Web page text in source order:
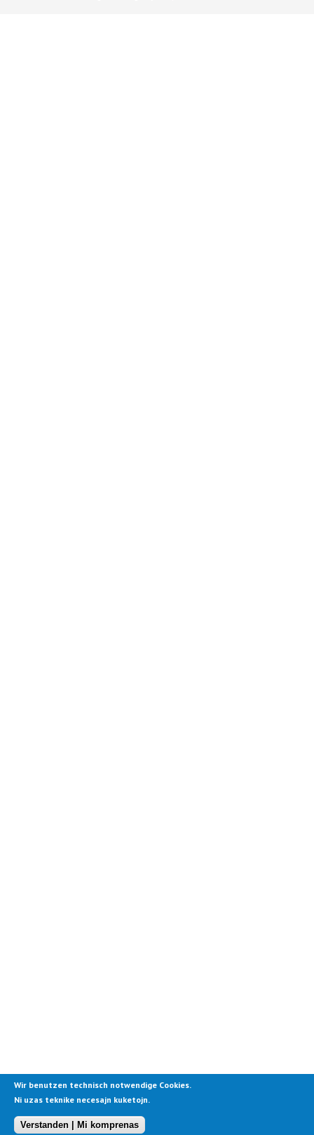
Wir benutzen technisch notwendige Cookies.
Ni uzas teknike necesajn kuketojn.
Verstanden | Mi komprenas